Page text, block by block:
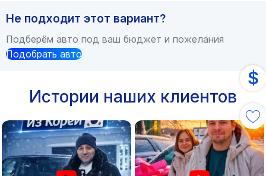
Не подходит этот вариант?
Подберём авто под ваш бюджет и пожелания
Подобрать авто
Истории наших клиентов
$